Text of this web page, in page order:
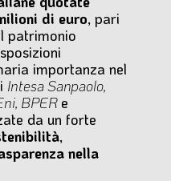
di euro, pari
patrimonio
importanza nel
Intesa Sanpaolo,
BPER e
da un forte
,
nella